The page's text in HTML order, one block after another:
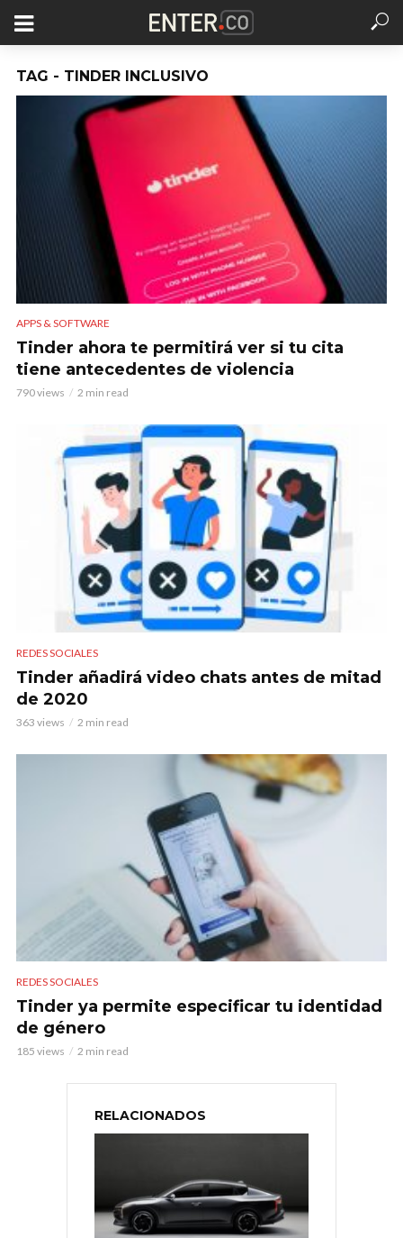
TAG - TINDER INCLUSIVO
APPS & SOFTWARE
Tinder ahora te permitirá ver si tu cita
tiene antecedentes de violencia
790 views 2 min read
REDES SOCIALES
Tinder añadirá video chats antes de mitad
de 2020
363 views 2 min read
REDES SOCIALES
Tinder ya permite especificar tu identidad
de género
185 views 2 min read
RELACIONADOS